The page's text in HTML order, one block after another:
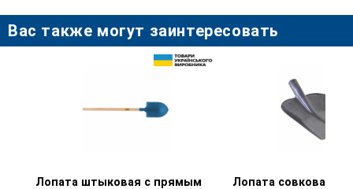
работы с грунтом, который используется в
различных сферах хозяйственной деятельности.
Вас также могут заинтересовать
Просмотр товара
Лопата штыковая с прямым
Просмотр
Лопата совковая,